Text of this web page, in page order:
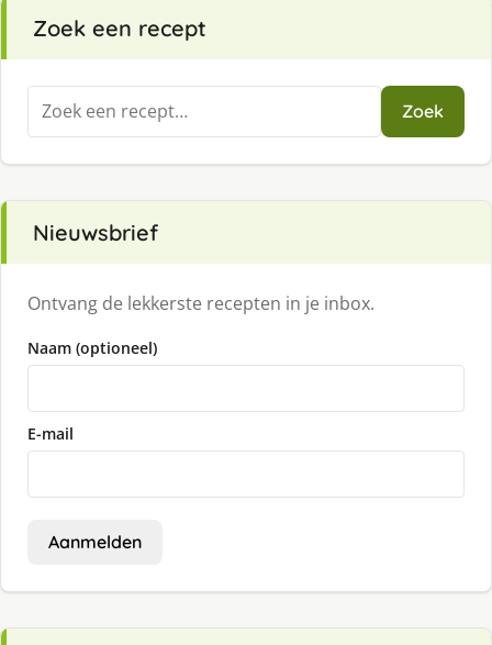
Zoek een recept
Zoeken
naar:
Zoek
Nieuwsbrief
Ontvang de lekkerste recepten in je inbox.
Naam (optioneel)
E-mail
Aanmelden